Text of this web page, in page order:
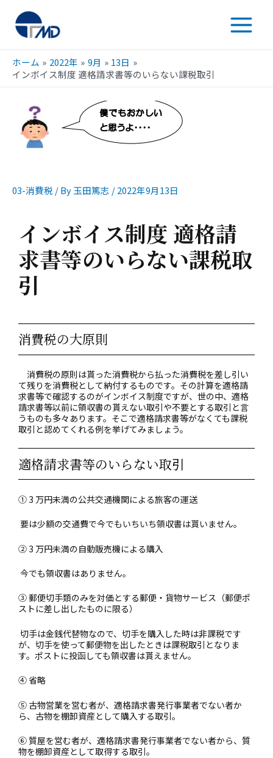
ホーム 2022年 9月
13日
インボイス制度 適格請求書等のいらない課税取引
03-消費税 / By玉田篤志 /2022年9月13日
インボイス制度 適格請
求書等のいらない課税取
引
消費税の大原則
消費税の原則は貰った消費税から払った消費税を差し引い
て残りを消費税として納付するものです。その計算を適格請
求書等で確認するのがインボイス制度ですが、世の中、適格
請求書等以前に領収書の貰えない取引や不要とする取引と言
うものも多々あります。そこで適格請求書等がなくても課税
取引と認めてくれる例を挙げてみましょう。
適格請求書等のいらない取引
① 3 万円未満の公共交通機関による旅客の運送
要は少額の交通費で今でもいちいち領収書は貰いません。
② 3 万円未満の自動販売機による購入
今でも領収書はありません。
③ 郵便切手類のみを対価とする郵便・貨物サービス（郵便ポ
ストに差し出したものに限る）
切手は金銭代替物なので、切手を購入した時は非課税です
が、切手を使って郵便物を出したときは課税取引となりま
す。ポストに投函しても領収書は貰えません。
④ 省略
⑤ 古物営業を営む者が、適格請求書発行事業者でない者か
ら、古物を棚卸資産として購入する取引。
⑥ 質屋を営む者が、適格請求書発行事業者でない者から、質
物を棚卸資産として取得する取引。